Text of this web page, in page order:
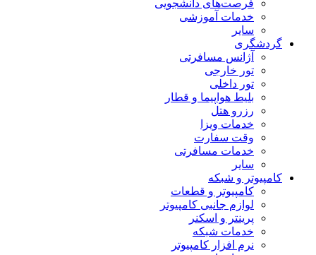
فرصت‌های دانشجویی
خدمات آموزشی
سایر
گردشگری
آژانس مسافرتی
تور خارجی
تور داخلی
بلیط هواپیما و قطار
رزرو هتل
خدمات ویزا
وقت سفارت
خدمات مسافرتی
سایر
کامپیوتر و شبکه
کامپیوتر و قطعات
لوازم جانبی کامپیوتر
پرینتر و اسکنر
خدمات شبکه
نرم افزار کامپیوتر